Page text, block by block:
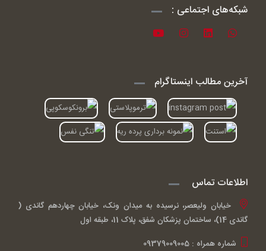
شبکه‌های اجتماعی :
آخرین مطالب اینستاگرام
اطلاعات تماس
خیابان ولیعصر، نرسیده به میدان ونک، خیابان چهاردهم گاندی (
گاندی 14)، ساختمان پزشکان شفق، پلاک 11، طبقه اول
شماره همراه : 09379009005